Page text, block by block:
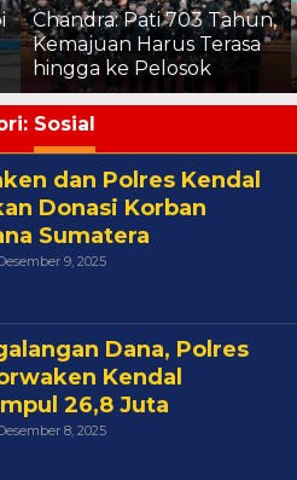
Chandra: Pati 703 Tahun,
Kemajuan Harus Terasa
hingga ke Pelosok
Sosial
dan Polres Kendal
Donasi Korban
Sumatera
9, 2025Oleh
Dana, Polres
Kendal
26,8 Juta
8, 2025Oleh